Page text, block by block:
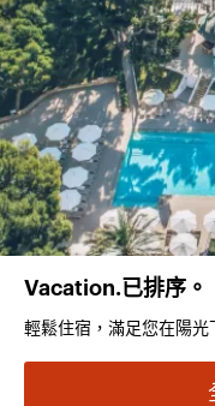
Vacation.已排序。
輕鬆住宿，滿足您在陽光